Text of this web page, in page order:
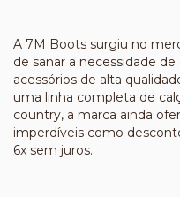
A 7M Boots surgiu no
de sanar a necessidade
acessórios de alta
uma linha completa de
country, a marca ainda
imperdíveis como
6x sem juros.